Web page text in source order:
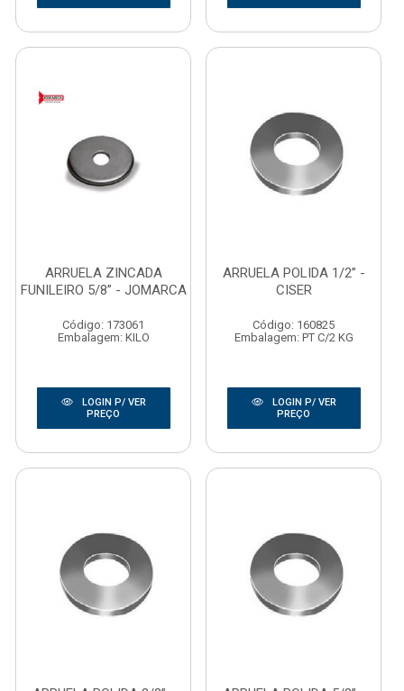
ARRUELA ZINCADA
FUNILEIRO 5/8” - JOMARCA
Código: 173061
Embalagem: KILO
LOGIN P/ VER
PREÇO
ARRUELA POLIDA 1/2” -
CISER
Código: 160825
Embalagem: PT C/2 KG
LOGIN P/ VER
PREÇO